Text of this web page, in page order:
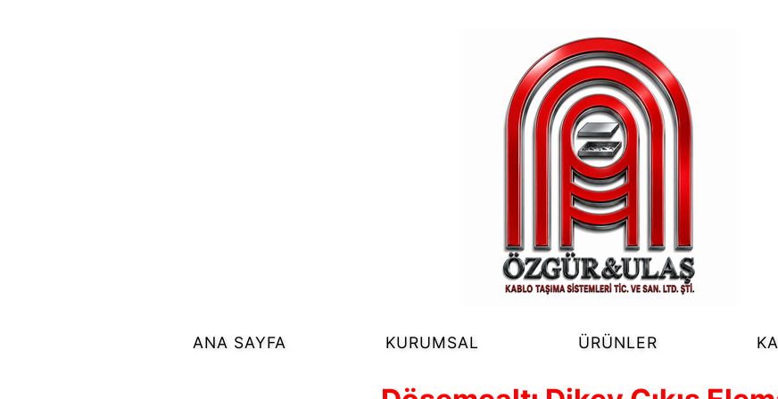
ANA SAYFA KURUMSAL ÜRÜNLER